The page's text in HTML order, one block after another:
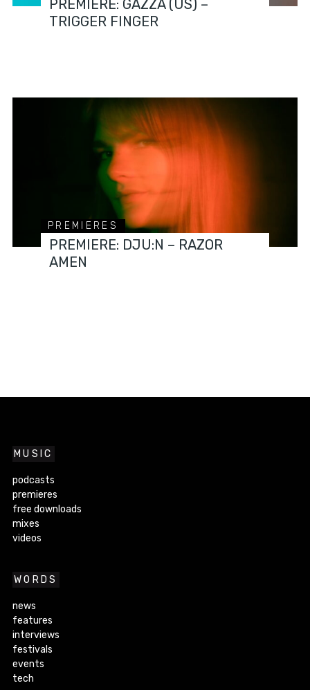
PREMIERE: GAZZA (US) –
TRIGGER FINGER
PREMIERES
PREMIERE: DJU:N – RAZOR
AMEN
MUSIC
podcasts
premieres
free downloads
mixes
videos
WORDS
news
features
interviews
festivals
events
tech